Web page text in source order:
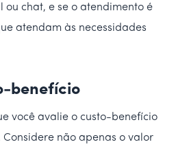
ou chat, e se o atendimento é
atendam às necessidades
benefício
você avalie o custo-benefício
não apenas o valor